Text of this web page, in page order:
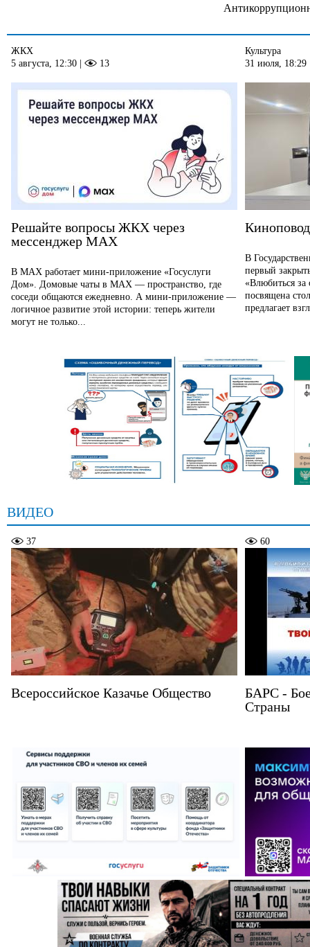
ЖКХ
5 августа, 12:30 | 13
Решайте вопросы ЖКХ через
мессенджер MAX
В MAX работает мини-приложение «Госуслуги
Дом». Домовые чаты в MAX — пространство, где
соседи общаются ежедневно. А мини-приложение —
логичное развитие этой истории: теперь жители
могут не только...
Культура
31 июля, 18:29
В
первый
«Влюбиться за
посвящена
предлагает
ВИДЕО
37
Всероссийское Казачье Общество
60
БАРС -
Страны